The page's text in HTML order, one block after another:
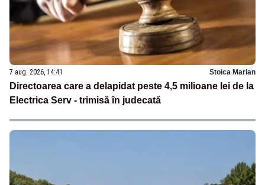
7 aug. 2026, 14:41 Stoica Marian
Directoarea care a delapidat peste 4,5 milioane lei de la
Electrica Serv - trimisă în judecată